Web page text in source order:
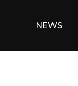
NEWS